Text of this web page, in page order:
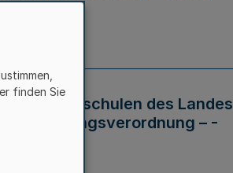
der Hochschulen des Landes
– -
finden Sie